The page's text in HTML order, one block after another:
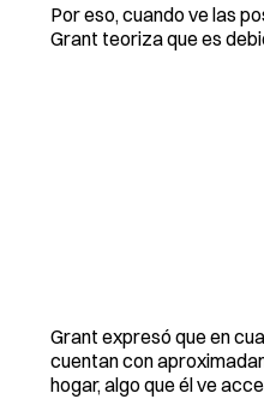
Por eso, cuando ve las
Grant teoriza que es
Grant expresó que en
cuentan con
hogar, algo que él ve